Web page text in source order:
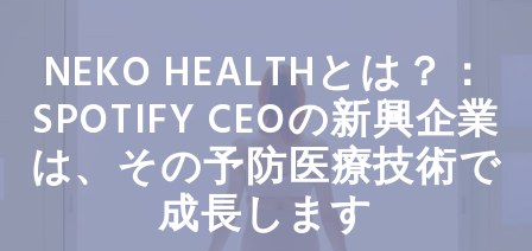
NEKO HEALTHとは？：
SPOTIFY CEOの新興企業
は、その予防医療技術で
成長します